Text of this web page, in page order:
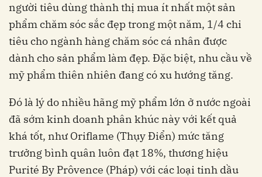
người tiêu dùng thành thị mua ít nhất một sản
phẩm chăm sóc sắc đẹp trong một năm, 1/4 chi
tiêu cho ngành hàng chăm sóc cá nhân được
dành cho sản phẩm làm đẹp. Đặc biệt, nhu cầu về
mỹ phẩm thiên nhiên đang có xu hướng tăng.
Đó là lý do nhiều hãng mỹ phẩm lớn ở nước ngoài
đã sớm kinh doanh phân khúc này với kết quả
khá tốt, như Oriflame (Thụy Điển) mức tăng
trưởng bình quân luôn đạt 18%, thương hiệu
Purité By Prôvence (Pháp) với các loại tinh dầu